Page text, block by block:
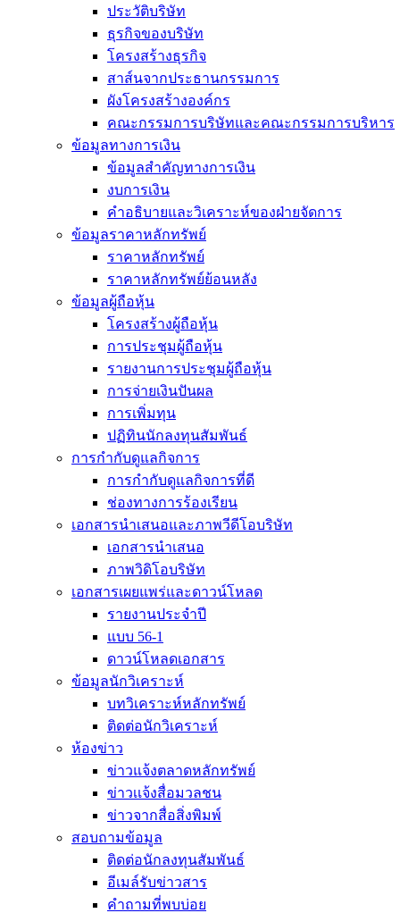
ประวัติบริษัท
ธุรกิจของบริษัท
โครงสร้างธุรกิจ
สาส์นจากประธานกรรมการ
ผังโครงสร้างองค์กร
คณะกรรมการบริษัทและคณะกรรมการบริหาร
ข้อมูลทางการเงิน
ข้อมูลสำคัญทางการเงิน
งบการเงิน
คำอธิบายและวิเคราะห์ของฝ่ายจัดการ
ข้อมูลราคาหลักทรัพย์
ราคาหลักทรัพย์
ราคาหลักทรัพย์ย้อนหลัง
ข้อมูลผู้ถือหุ้น
โครงสร้างผู้ถือหุ้น
การประชุมผู้ถือหุ้น
รายงานการประชุมผู้ถือหุ้น
การจ่ายเงินปันผล
การเพิ่มทุน
ปฏิทินนักลงทุนสัมพันธ์
การกำกับดูแลกิจการ
การกำกับดูแลกิจการที่ดี
ช่องทางการร้องเรียน
เอกสารนำเสนอและภาพวีดีโอบริษัท
เอกสารนำเสนอ
ภาพวิดิโอบริษัท
เอกสารเผยแพร่และดาวน์โหลด
รายงานประจำปี
แบบ 56-1
ดาวน์โหลดเอกสาร
ข้อมูลนักวิเคราะห์
บทวิเคราะห์หลักทรัพย์
ติดต่อนักวิเคราะห์
ห้องข่าว
ข่าวแจ้งตลาดหลักทรัพย์
ข่าวเเจ้งสื่อมวลชน
ข่าวจากสื่อสิ่งพิมพ์
สอบถามข้อมูล
ติดต่อนักลงทุนสัมพันธ์
อีเมล์รับข่าวสาร
คำถามที่พบบ่อย